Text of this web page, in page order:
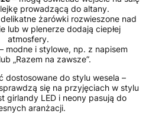
prowadzącą do altany.
żarówki rozwieszone nad
lub w plenerze dodają ciepłej
atmosfery.
modne i stylowe, np. z napisem
lub „Razem na zawsze”.
dostosowane do stylu wesela –
się na przyjęciach w stylu
girlandy LED i neony pasują do
aranżacji.